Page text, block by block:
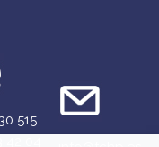
515